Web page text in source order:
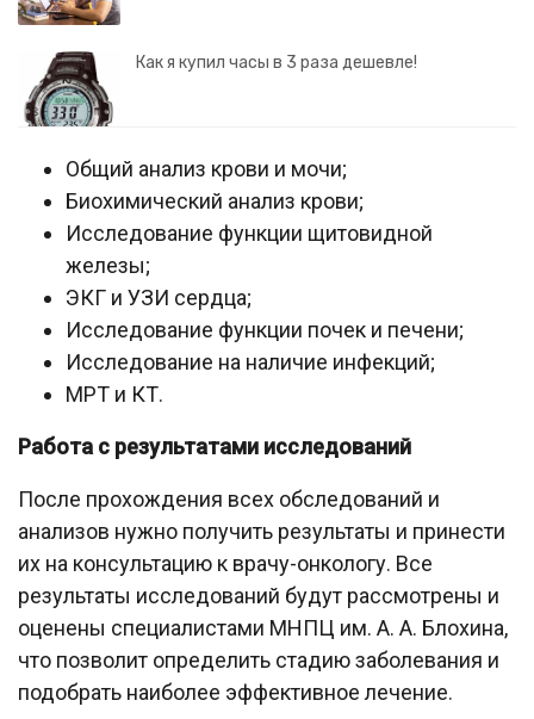
Как я купил часы в 3 раза дешевле!
Общий анализ крови и мочи;
Биохимический анализ крови;
Исследование функции щитовидной
железы;
ЭКГ и УЗИ сердца;
Исследование функции почек и печени;
Исследование на наличие инфекций;
МРТ и КТ.
Работа с результатами исследований
После прохождения всех обследований и
анализов нужно получить результаты и принести
их на консультацию к врачу-онкологу. Все
результаты исследований будут рассмотрены и
оценены специалистами МНПЦ им. А. А. Блохина,
что позволит определить стадию заболевания и
подобрать наиболее эффективное лечение.